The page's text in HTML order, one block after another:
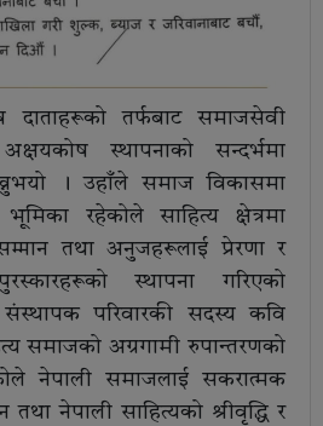
दाताहरूको तर्फबाट समाजसेवी
स्थापनाको सन्दर्भमा
। उहाँले समाज विकासमा
भूमिका रहेकोले साहित्य क्षेत्रमा
तथा अनुजहरूलाई प्रेरणा र
स्थापना गरिएको
परिवारकी सदस्य कवि
समाजको अग्रगामी रुपान्तरणको
नेपाली समाजलाई सकरात्मक
तथा नेपाली साहित्यको श्रीवृद्धि र